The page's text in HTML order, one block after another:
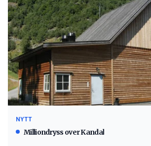
NYTT
Milliondryss over Kandal